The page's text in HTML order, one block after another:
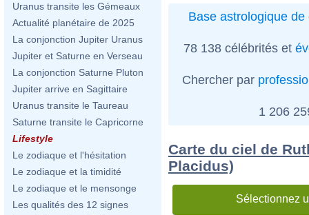
Uranus transite les Gémeaux
Actualité planétaire de 2025
La conjonction Jupiter Uranus
Jupiter et Saturne en Verseau
La conjonction Saturne Pluton
Jupiter arrive en Sagittaire
Uranus transite le Taureau
Saturne transite le Capricorne
Lifestyle
Le zodiaque et l'hésitation
Le zodiaque et la timidité
Le zodiaque et le mensonge
Les qualités des 12 signes
Base astrologique de
78 138 célébrités et
Chercher par
1 206
Carte du ciel de
Placidus)
Sélectionnez